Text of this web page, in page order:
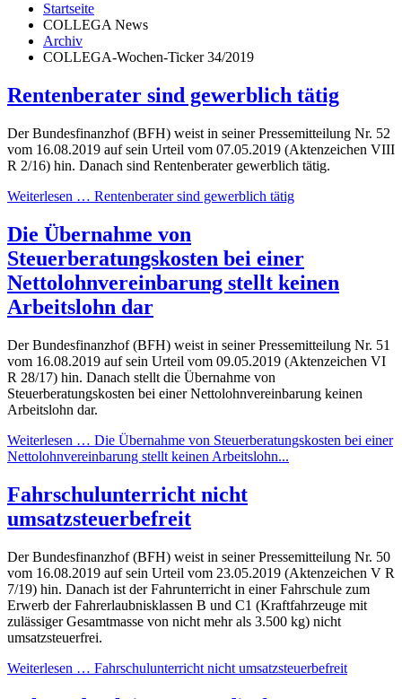
Startseite
COLLEGA News
Archiv
COLLEGA-Wochen-Ticker 34/2019
Rentenberater sind gewerblich tätig
Der Bundesfinanzhof (BFH) weist in seiner Pressemitteilung Nr. 52
vom 16.08.2019 auf sein Urteil vom 07.05.2019 (Aktenzeichen VIII
R 2/16) hin. Danach sind Rentenberater gewerblich tätig.
Weiterlesen … Rentenberater sind gewerblich tätig
Die Übernahme von
Steuerberatungskosten bei einer
Nettolohnvereinbarung stellt keinen
Arbeitslohn dar
Der Bundesfinanzhof (BFH) weist in seiner Pressemitteilung Nr. 51
vom 16.08.2019 auf sein Urteil vom 09.05.2019 (Aktenzeichen VI
R 28/17) hin. Danach stellt die Übernahme von
Steuerberatungskosten bei einer Nettolohnvereinbarung keinen
Arbeitslohn dar.
Weiterlesen … Die Übernahme von Steuerberatungskosten bei einer
Nettolohnvereinbarung stellt keinen Arbeitslohn...
Fahrschulunterricht nicht
umsatzsteuerbefreit
Der Bundesfinanzhof (BFH) weist in seiner Pressemitteilung Nr. 50
vom 16.08.2019 auf sein Urteil vom 23.05.2019 (Aktenzeichen V R
7/19) hin. Danach ist der Fahrunterricht in einer Fahrschule zum
Erwerb der Fahrerlaubnisklassen B und C1 (Kraftfahrzeuge mit
zulässiger Gesamtmasse von nicht mehr als 3.500 kg) nicht
umsatzsteuerfrei.
Weiterlesen … Fahrschulunterricht nicht umsatzsteuerbefreit